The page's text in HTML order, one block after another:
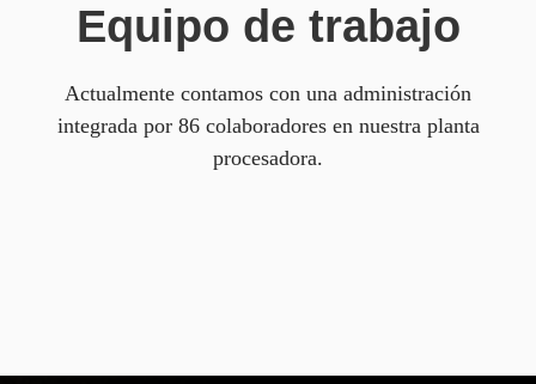
Equipo de trabajo
Actualmente contamos con una administración
integrada por 86 colaboradores en nuestra planta
procesadora.